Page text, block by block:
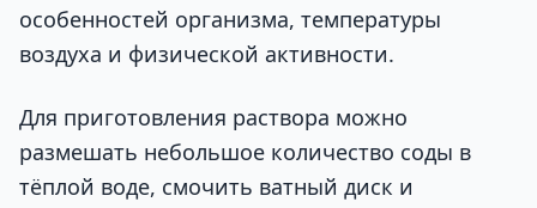
особенностей организма, температуры
воздуха и физической активности.
Для приготовления раствора можно
размешать небольшое количество соды в
тёплой воде, смочить ватный диск и